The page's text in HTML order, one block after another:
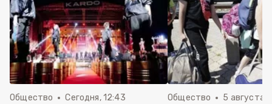
Общество Сегодня, 12:43 Общество 5 августа ,